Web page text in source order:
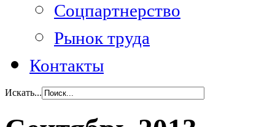
Соцпартнерство
Рынок труда
Контакты
Искать...